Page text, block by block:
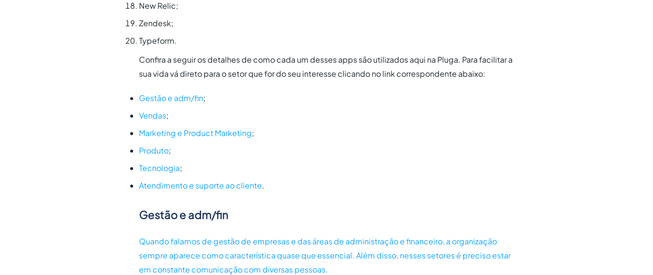
New Relic;
Zendesk;
Typeform.
Confira a seguir os detalhes de como cada um desses apps são utilizados aqui na Pluga. Para facilitar a
sua vida vá direto para o setor que for do seu interesse clicando no link correspondente abaixo:
Gestão e adm/fin;
Vendas;
Marketing e Product Marketing;
Produto;
Tecnologia;
Atendimento e suporte ao cliente.
Gestão e adm/fin
Quando falamos de gestão de empresas e das áreas de administração e financeiro, a organização
sempre aparece como característica quase que essencial. Além disso, nesses setores é preciso estar
em constante comunicação com diversas pessoas.